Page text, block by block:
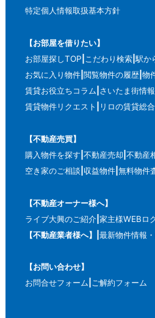
特定個人情報取扱基本方針
【お部屋を借りたい】
お部屋探しTOP こだわり検索 駅か
お気に入り物件 閲覧物件の履歴 物
賃貸お役立ちコラム さいたま街情報
賃貸物件リクエスト
リロの賃貸総合
【不動産売買】
購入物件を探す 不動産売却 不動産
空き家のご相談 収益物件 無料物件
【不動産オーナー様へ】
ライブ大興のご紹介 家主様WEBロ
【不動産業者様へ】
最新物件情報
【お問い合わせ】
お問合せフォーム ご解約フォーム